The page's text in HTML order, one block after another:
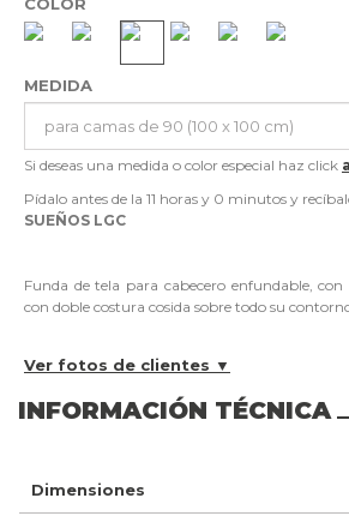
MEDIDA
Si deseas una medida o color especial haz click
Pídalo antes de la 11 horas y 0 minutos y
SUEÑOS LGC
Funda de tela para cabecero enfundable,
con doble costura cosida sobre todo su
Ver fotos de clientes ▼
INFORMACIÓN TÉCNICA
Dimensiones